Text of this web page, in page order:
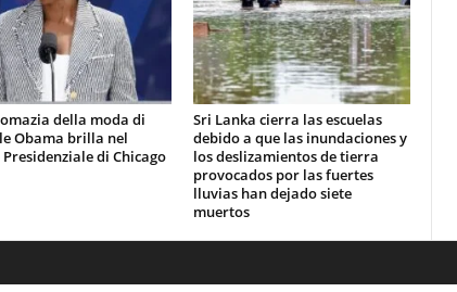
della moda di
Obama brilla nel
di Chicago
Sri Lanka cierra las escuelas
debido a que las inundaciones y
los deslizamientos de tierra
provocados por las fuertes
lluvias han dejado siete
muertos